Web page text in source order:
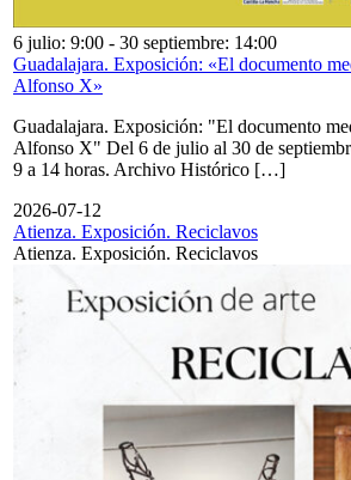
6 julio: 9:00 - 30 septiembre: 14:00
Guadalajara. Exposición: «El documento
Alfonso X»
Guadalajara. Exposición: "El documento
Alfonso X" Del 6 de julio al 30 de
9 a 14 horas. Archivo Histórico […]
2026-07-12
Atienza. Exposición. Reciclavos
Atienza. Exposición. Reciclavos